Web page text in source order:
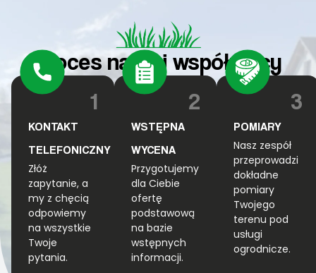
Proces naszej współpracy
1
KONTAKT
TELEFONICZNY
Złóż
zapytanie, a
my z chęcią
odpowiemy
na wszystkie
Twoje
pytania.
2
WSTĘPNA
WYCENA
Przygotujemy
dla Ciebie
ofertę
podstawową
na bazie
wstępnych
informacji.
3
POMIARY
Nasz zespół
przeprowadzi
dokładne
pomiary
Twojego
terenu pod
usługi
ogrodnicze.